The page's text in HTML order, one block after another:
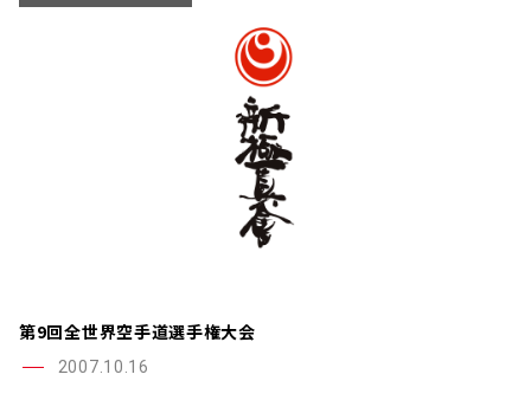
第9回全世界空手道選手権大会
2007.10.16